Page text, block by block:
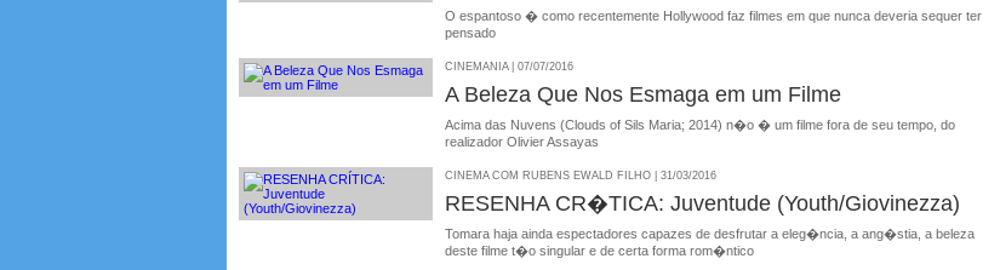
O espantoso � como recentemente Hollywood faz filmes em que nunca deveria sequer ter
pensado
CINEMANIA | 07/07/2016
A Beleza Que Nos Esmaga em um Filme
Acima das Nuvens (Clouds of Sils Maria; 2014) n�o � um filme fora de seu tempo, do
realizador Olivier Assayas
CINEMA COM RUBENS EWALD FILHO | 31/03/2016
RESENHA CR�TICA: Juventude (Youth/Giovinezza)
Tomara haja ainda espectadores capazes de desfrutar a eleg�ncia, a ang�stia, a beleza
deste filme t�o singular e de certa forma rom�ntico